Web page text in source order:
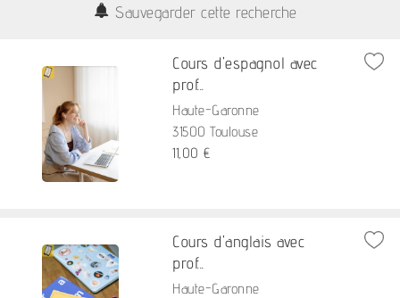
Sauvegarder cette recherche
Cours d'espagnol avec
prof...
Haute-Garonne
31500 Toulouse
11,00 €
Cours d'anglais avec
prof...
Haute-Garonne